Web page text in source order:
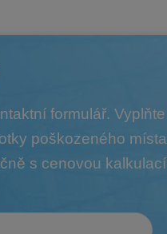
formulář. Vyplňte
poškozeného místa
s cenovou kalkulací